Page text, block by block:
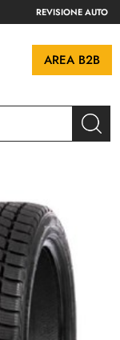
REVISIONE AUTO
AREA B2B